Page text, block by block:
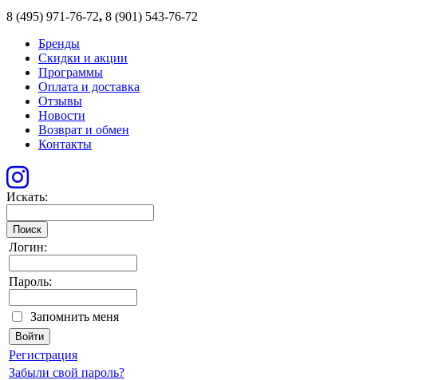
8 (495) 971-76-72, 8 (901) 543-76-72
Бренды
Скидки и акции
Программы
Оплата и доставка
Отзывы
Новости
Возврат и обмен
Контакты
Искать:
Поиск
Логин:
Пароль:
Запомнить меня
Регистрация
Забыли свой пароль?